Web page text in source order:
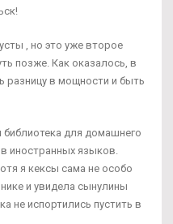
, но это уже второе
позже. Как оказалось, в
разницу в мощности и быть
библиотека для домашнего
иностранных языков.
я кексы сама не особо
и увидела сынулины
не испортились пустить в